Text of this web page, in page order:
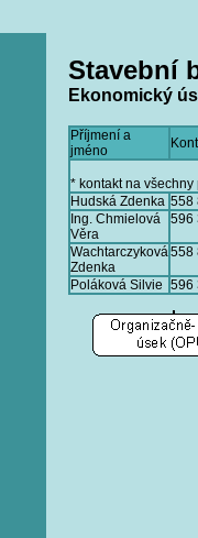
Stavební
Ekonomický
Příjmení a
jméno
* kontakt na
Hudská Zdenka 558
Ing. Chmielová
Věra
596
Wachtarczyková
Zdenka
558
Poláková Silvie 596